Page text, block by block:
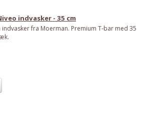
indvasker - 35 cm
fra Moerman. Premium T-bar med 35